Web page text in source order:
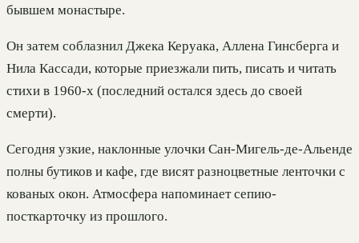
бывшем монастыре.
Он затем соблазнил Джека Керуака, Аллена Гинсберга и
Нила Кассади, которые приезжали пить, писать и читать
стихи в 1960-х (последний остался здесь до своей
смерти).
Сегодня узкие, наклонные улочки Сан-Мигель-де-Альенде
полны бутиков и кафе, где висят разноцветные ленточки с
кованых окон. Атмосфера напоминает сепию-
посткарточку из прошлого.